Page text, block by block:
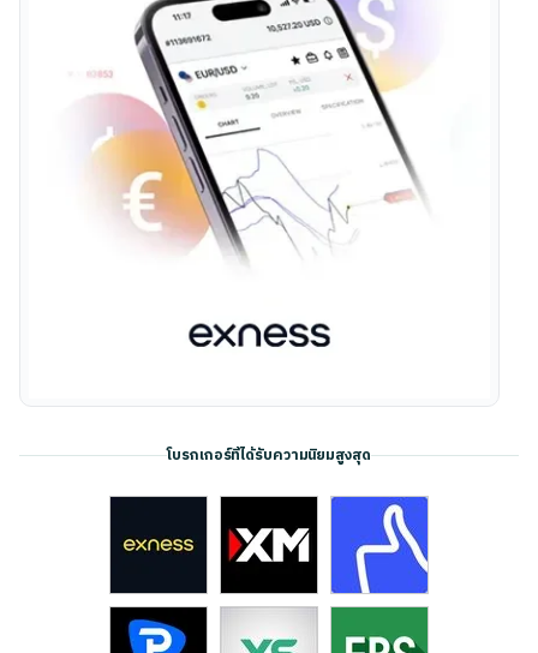
โบรกเกอร์ที่ได้รับความนิยมสูงสุด